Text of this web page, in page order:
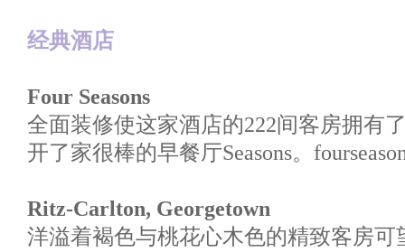
经典酒店
Four Seasons
全面装修使这家酒店的222间客房拥有
开了家很棒的早餐厅Seasons。
Ritz-Carlton, Georgetown
洋溢着褐色与桃花心木色的精致客房可